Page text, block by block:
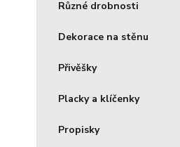
Různé drobnosti
Dekorace na stěnu
Přivěšky
Placky a klíčenky
Propisky